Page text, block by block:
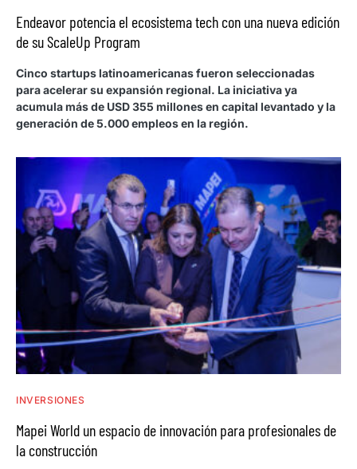
Endeavor potencia el ecosistema tech con una nueva edición
de su ScaleUp Program
Cinco startups latinoamericanas fueron seleccionadas
para acelerar su expansión regional. La iniciativa ya
acumula más de USD 355 millones en capital levantado y la
generación de 5.000 empleos en la región.
INVERSIONES
Mapei World un espacio de innovación para profesionales de
la construcción